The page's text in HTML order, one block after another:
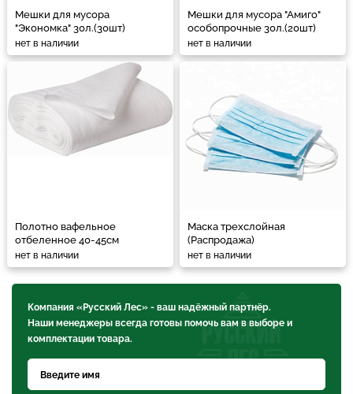
Мешки для мусора
"Экономка" 30л.(30шт)
нет в наличии
Мешки для мусора "Амиго"
особопрочные 30л.(20шт)
нет в наличии
Полотно вафельное
отбеленное 40-45см
нет в наличии
Маска трехслойная
(Распродажа)
нет в наличии
Компания «Русский Лес» - ваш надёжный партнёр.
Наши менеджеры всегда готовы помочь вам в выборе и
комплектации товара.